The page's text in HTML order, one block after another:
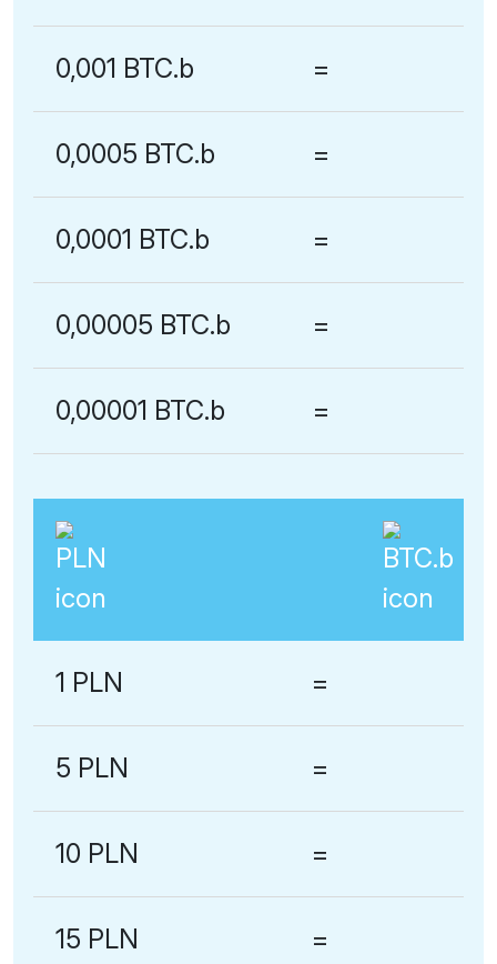
0,001 BTC.b =
0,0005 BTC.b =
0,0001 BTC.b =
0,00005 BTC.b =
0,00001 BTC.b =
1 PLN =
5 PLN =
10 PLN =
15 PLN =